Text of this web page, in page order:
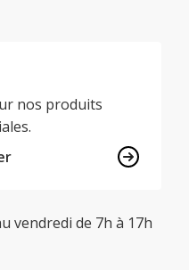
nos produits
vendredi de 7h à 17h